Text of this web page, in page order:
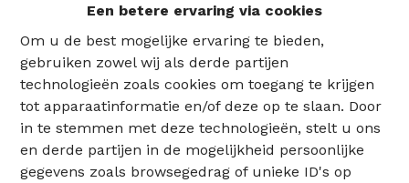
Een betere ervaring via cookies
Om u de best mogelijke ervaring te bieden,
gebruiken zowel wij als derde partijen
technologieën zoals cookies om toegang te krijgen
tot apparaatinformatie en/of deze op te slaan. Door
in te stemmen met deze technologieën, stelt u ons
en derde partijen in de mogelijkheid persoonlijke
gegevens zoals browsegedrag of unieke ID's op